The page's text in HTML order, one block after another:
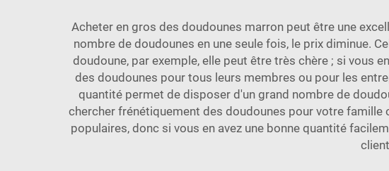
Acheter en gros des doudounes marron peut être une
nombre de doudounes en une seule fois, le prix diminue.
doudoune, par exemple, elle peut être très chère ; si vous
des doudounes pour tous leurs membres ou pour les
quantité permet de disposer d'un grand nombre de
chercher frénétiquement des doudounes pour votre
populaires, donc si vous en avez une bonne quantité